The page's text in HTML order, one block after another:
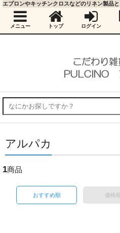
アルパカ
1商品
おすすめ順 価格
エプロンやキッチンクロスなどのリネン製品
メニュー トップ ログイン